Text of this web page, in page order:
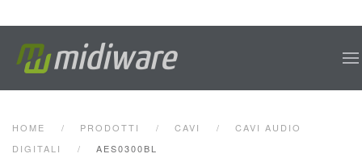
HOME PRODOTTI CAVI
CAVI AUDIO
DIGITALI
AES0300BL